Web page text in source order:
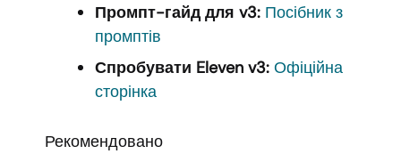
Промпт-гайд для v3: Посібник з
промптів
Спробувати Eleven v3: Офіційна
сторінка
Рекомендовано